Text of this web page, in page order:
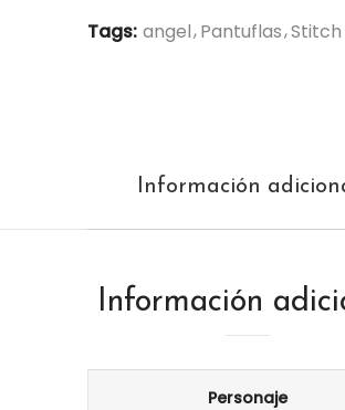
Tags: angel Pantuflas Stitch
Información
Información
Personaje